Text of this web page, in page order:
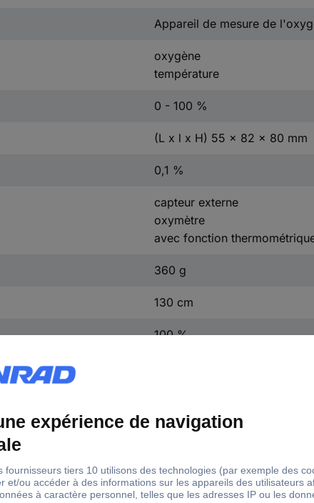
Appareil de mesure de
oxygène
température
0 - 100 %
(L x l x H) 55 x 82 x 80 mm
0,1 %
capteur externe
oxymètre
avec fonction
360 g
130 cm
100 %
80 mm
55 mm
IP65